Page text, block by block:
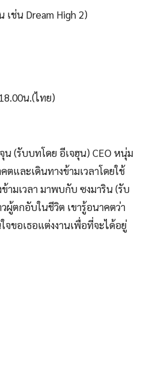
เช่น Dream High 2)
น.(ไทย)
จุน (รับบทโดย อีเจฮุน) CEO หนุ่ม
และเดินทางข้ามเวลาโดยใช้
ามเวลา มาพบกับ ซงมาริน (รับ
ผู้ตกอับในชีวิต เขารู้อนาคตว่า
จขอเธอแต่งงานเพื่อที่จะได้อยู่